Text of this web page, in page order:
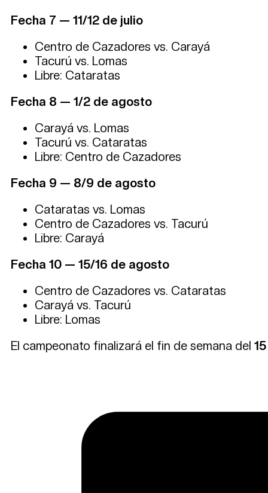
Fecha 7 — 11/12 de julio
Centro de Cazadores vs. Carayá
Tacurú vs. Lomas
Libre: Cataratas
Fecha 8 — 1/2 de agosto
Carayá vs. Lomas
Tacurú vs. Cataratas
Libre: Centro de Cazadores
Fecha 9 — 8/9 de agosto
Cataratas vs. Lomas
Centro de Cazadores vs. Tacurú
Libre: Carayá
Fecha 10 — 15/16 de agosto
Centro de Cazadores vs. Cataratas
Carayá vs. Tacurú
Libre: Lomas
El campeonato finalizará el fin de semana del